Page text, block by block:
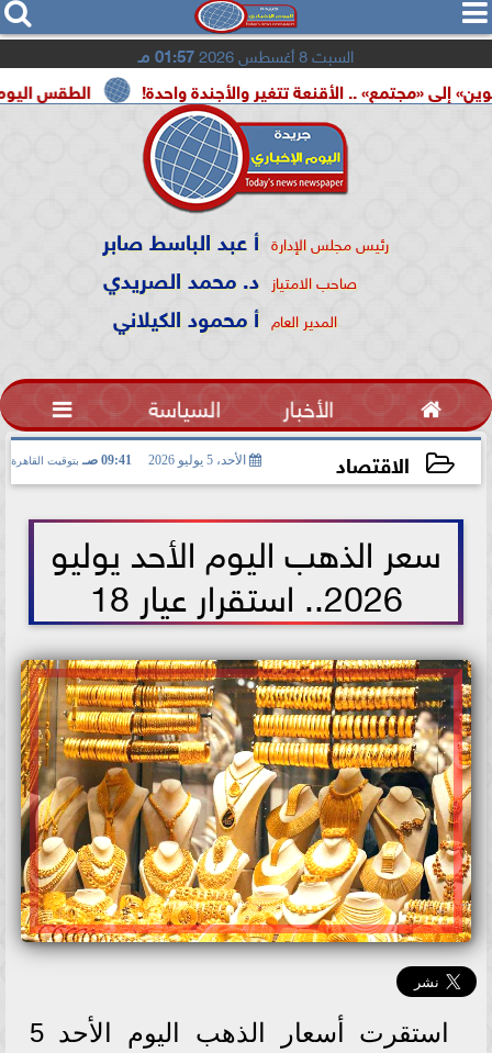
  
السبت 8 أغسطس 2026 01:57 مـ
الطقس اليوم.. شديد .. الأقنعة تتغير والأجندة واحدة!
رئيس مجلس الإدارة أ عبد الباسط صابر
صاحب الامتياز د. محمد الصريدي
المدير العام أ محمود الكيلاني
 الأخبار السياسة 
الاقتصاد الأحد، 5 يوليو 2026 09:41 صـ بتوقيت القاهرة
سعر الذهب اليوم الأحد يوليو
2026.. استقرار عيار 18
استقرت أسعار الذهب اليوم الأحد 5